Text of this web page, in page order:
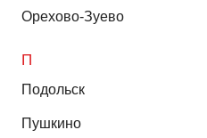
Орехово-Зуево
П
Подольск
Пушкино